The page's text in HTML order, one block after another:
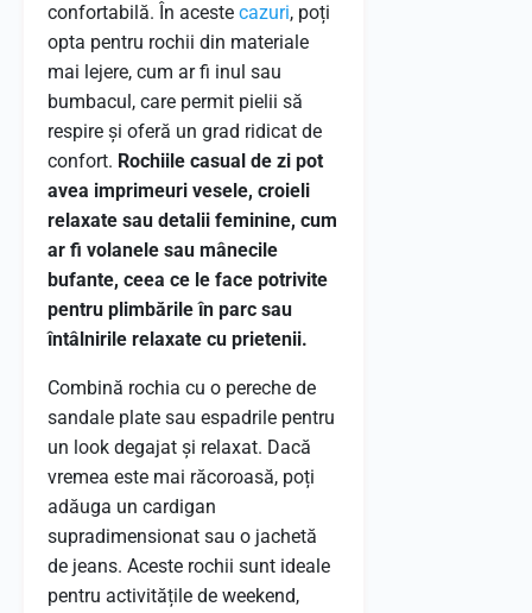
confortabilă. În aceste cazuri, poți
opta pentru rochii din materiale
mai lejere, cum ar fi inul sau
bumbacul, care permit pielii să
respire și oferă un grad ridicat de
confort. Rochiile casual de zi pot
avea imprimeuri vesele, croieli
relaxate sau detalii feminine, cum
ar fi volanele sau mânecile
bufante, ceea ce le face potrivite
pentru plimbările în parc sau
întâlnirile relaxate cu prietenii.
Combină rochia cu o pereche de
sandale plate sau espadrile pentru
un look degajat și relaxat. Dacă
vremea este mai răcoroasă, poți
adăuga un cardigan
supradimensionat sau o jachetă
de jeans. Aceste rochii sunt ideale
pentru activitățile de weekend,